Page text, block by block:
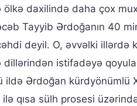
daxilində daha çox
Tayyib Ərdoğanın 40
deyil. O, əvvəlki illərdə
dillərindən istifadəyə
Ərdoğan kürdyönümlü
ilə qısa sülh prosesi